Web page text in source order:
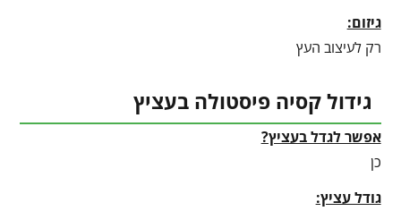
גיזום:
רק לעיצוב העץ
גידול קסיה פיסטולה בעציץ
אפשר לגדל בעציץ?
כן
גודל עציץ: